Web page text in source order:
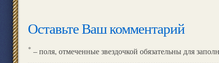
Оставьте Ваш комментарий
* – поля, отмеченные звездочкой обязательны для